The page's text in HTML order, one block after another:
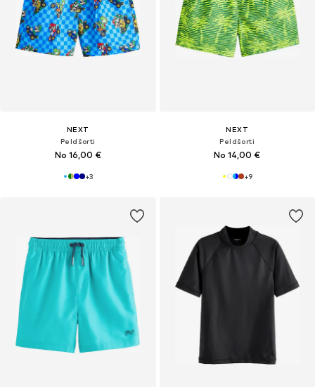
NEXT
Peldšorti
No 16,00 €
+3
NEXT
Peldšorti
No 14,00 €
+9